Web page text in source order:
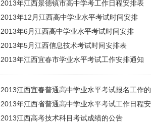
2013年江西景德镇市高中学考工作日程安排表
2013年12月江西高中学业水平考试时间安排
2013年6月江西高中学业水平考试时间安排
2013年5月江西信息技术考试时间安排表
2013年江西宜春市学业水平考试工作安排通知
2013江西宜春普通高中学业水平考试报名工作
2013年江西省普通高中学业水平考试工作日程
2013江西高考技术科目考试成绩的公告